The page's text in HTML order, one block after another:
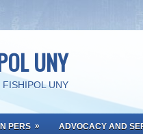
UNY
UNY
PERS » ADVOCACY AND